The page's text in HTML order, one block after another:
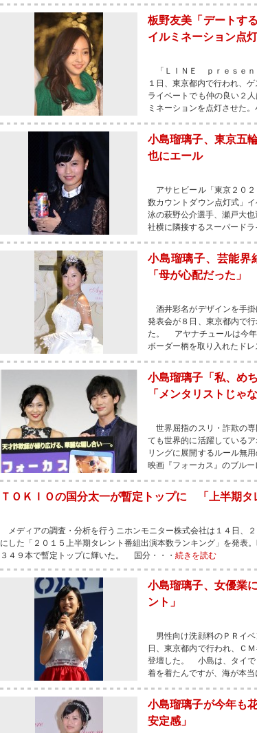
板野友美「デートす
イルミネーション点灯
「ＬＩＮＥ ｐｒｅｓｅｎ
１日、東京都内で行われ、
ライベートでも仲の良い２
ミネーションを点灯させた。
小島瑠璃子、東京五
也にエール
アサヒビール「東京２０
数カウントダウン点灯式」
泳の萩野公介選手、瀬戸大
社横に隣接するスーパードラ
小島瑠璃子、芸能
「母が心配だった」
酒井彩名がデザインを手
発表会が８日、東京都内で
た。 アヤナチュールは今年
ボーダー柄を取り入れたドレ
小島瑠璃子「私、め
「メンタリストじゃ
世界屈指のスリ・詐欺の専
ても世界的に活躍している
リングに展開するルール無
映画『フォーカス』のブルー
ＴＯＫＩＯの国分太一が暫定トップに 「上半期タ
メディアの調査・分析を行うニホンモニター株式会社は１４日、
にした「２０１５上半期タレント番組出演本数ランキング」を発表
３４９本で暫定トップに輝いた。 国分・・・ 続きを読む
小島瑠璃子、女優業
ント」
男性向け洗顔料のＰＲイ
日、東京都内で行われ、Ｃ
登壇した。 小島は、タイで
着を着たんですが、海が本当
小島瑠璃子が今年も
安定感」